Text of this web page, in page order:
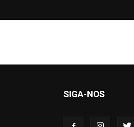
SIGA-NOS